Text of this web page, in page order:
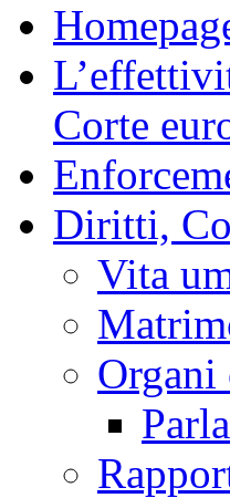
Corte
Diritti,
Vita